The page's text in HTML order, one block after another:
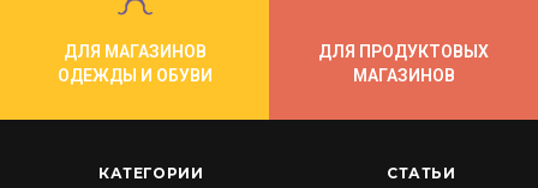
ДЛЯ МАГАЗИНОВ
ОДЕЖДЫ И ОБУВИ
ДЛЯ ПРОДУКТОВЫХ
МАГАЗИНОВ
КАТЕГОРИИ СТАТЬИ